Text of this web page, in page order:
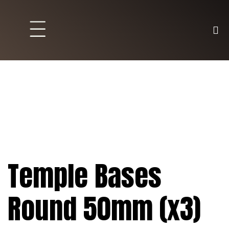
Temple Bases
Round 50mm (x3)